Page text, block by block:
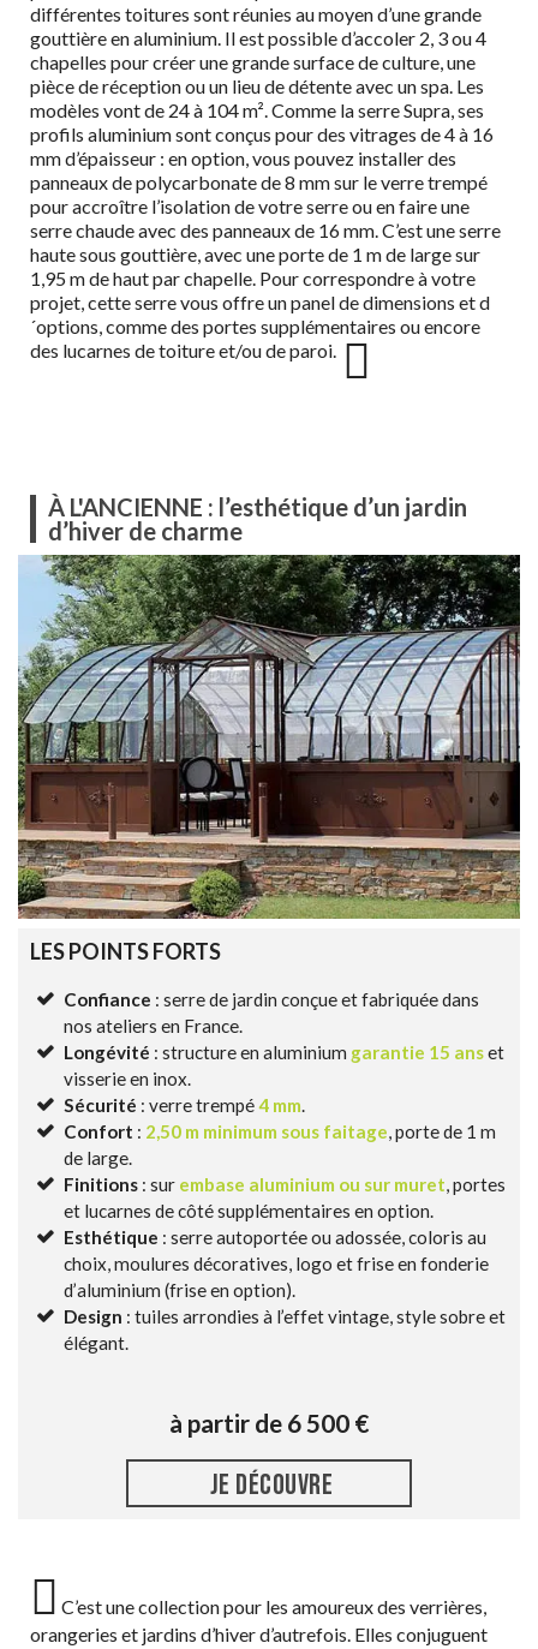
différentes toitures sont réunies au moyen d’une grande
gouttière en aluminium. Il est possible d’accoler 2, 3 ou 4
chapelles pour créer une grande surface de culture, une
pièce de réception ou un lieu de détente avec un spa. Les
modèles vont de 24 à 104 m². Comme la serre Supra, ses
profils aluminium sont conçus pour des vitrages de 4 à 16
mm d’épaisseur : en option, vous pouvez installer des
panneaux de polycarbonate de 8 mm sur le verre trempé
pour accroître l’isolation de votre serre ou en faire une
serre chaude avec des panneaux de 16 mm. C’est une serre
haute sous gouttière, avec une porte de 1 m de large sur
1,95 m de haut par chapelle. Pour correspondre à votre
projet, cette serre vous offre un panel de dimensions et d
´options, comme des portes supplémentaires ou encore
des lucarnes de toiture et/ou de paroi.
À L'ANCIENNE : l’esthétique d’un jardin
d’hiver de charme
LES POINTS FORTS
Confiance : serre de jardin conçue et fabriquée dans
nos ateliers en France.
Longévité : structure en aluminium garantie 15 anset
visserie en inox.
Sécurité : verre trempé4 mm.
Confort : 2,50 m minimum sous faitage, porte de 1 m
de large.
Finitions : sur embase aluminium ou sur muret, portes
et lucarnes de côté supplémentaires en option.
Esthétique : serre autoportée ou adossée, coloris au
choix, moulures décoratives, logo et frise en fonderie
d’aluminium (frise en option).
Design : tuiles arrondies à l’effet vintage, style sobre et
élégant.
à partir de 6 500 €
JE DÉCOUVRE
C’est une collection pour les amoureux des verrières,
orangeries et jardins d’hiver d’autrefois. Elles conjuguent